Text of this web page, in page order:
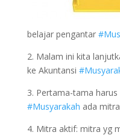
belajar pengantar
2. Malam ini kita
ke Akuntansi
3. Pertama-tama
#Musyarakah ada
4. Mitra aktif: mitra yg